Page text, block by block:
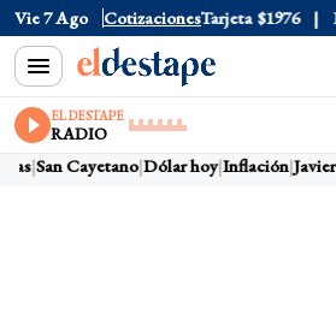
Vie 7 Ago Cotizaciones
$1520 Dólar Tarjeta $1976
EL DESTAPE
RADIO
San Cayetano Dólar hoy Inflación Javier